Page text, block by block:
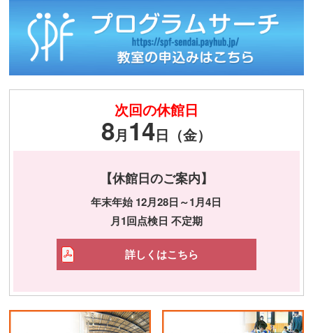
次回の休館日
8月14日（金）
【休館日のご案内】
年末年始 12月28日～1月4日
月1回点検日 不定期
詳しくはこちら